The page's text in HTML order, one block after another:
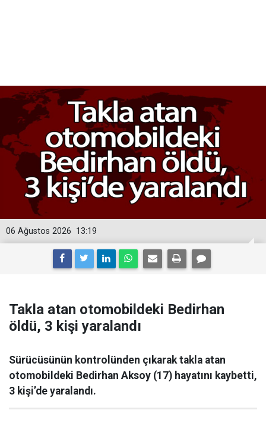
13:19
06 Ağustos 2026
Takla atan otomobildeki Bedirhan
öldü, 3 kişi yaralandı
Sürücüsünün kontrolünden çıkarak takla atan
otomobildeki Bedirhan Aksoy (17) hayatını kaybetti,
3 kişi’de yaralandı.